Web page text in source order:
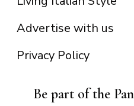
Advertise with us
Privacy Policy
Be part of the